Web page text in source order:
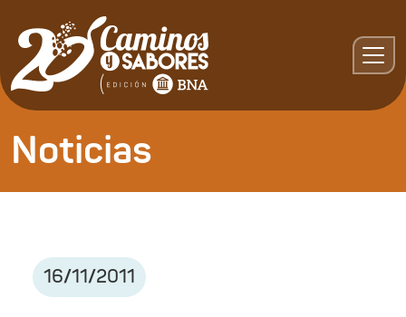
Noticias
16/11/2011